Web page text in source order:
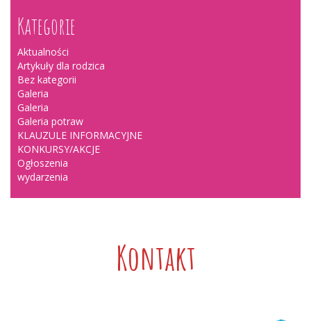
Kategorie
Aktualności
Artykuły dla rodzica
Bez kategorii
Galeria
Galeria
Galeria potraw
KLAUZULE INFORMACYJNE
KONKURSY/AKCJE
Ogłoszenia
wydarzenia
Kontakt